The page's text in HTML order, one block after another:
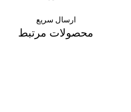
ارسال سریع
محصولات مرتبط